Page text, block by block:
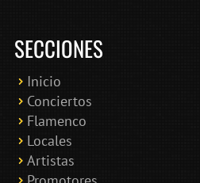
SECCIONES
Inicio
Conciertos
Flamenco
Locales
Artistas